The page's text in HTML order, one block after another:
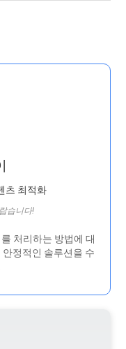
츠 최적화
습니다!
처리하는 방법에 대
정적인 솔루션을 수